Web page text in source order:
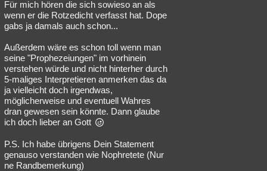
Für mich hören die sich sowieso an als
wenn er die Rotzedicht verfasst hat. Dope
gabs ja damals auch schon...
Außerdem wäre es schon toll wenn man
seine "Prophezeiungen" im vorhinein
verstehen würde und nicht hinterher durch
5-maliges Interpretieren anmerken das da
ja vielleicht doch irgendwas,
möglicherweise und eventuell Wahres
dran gewesen sein könnte. Dann glaube
ich doch lieber an Gott
P.S. Ich habe übrigens Dein Statement
genauso verstanden wie Nophretete (Nur
ne Randbemerkung)